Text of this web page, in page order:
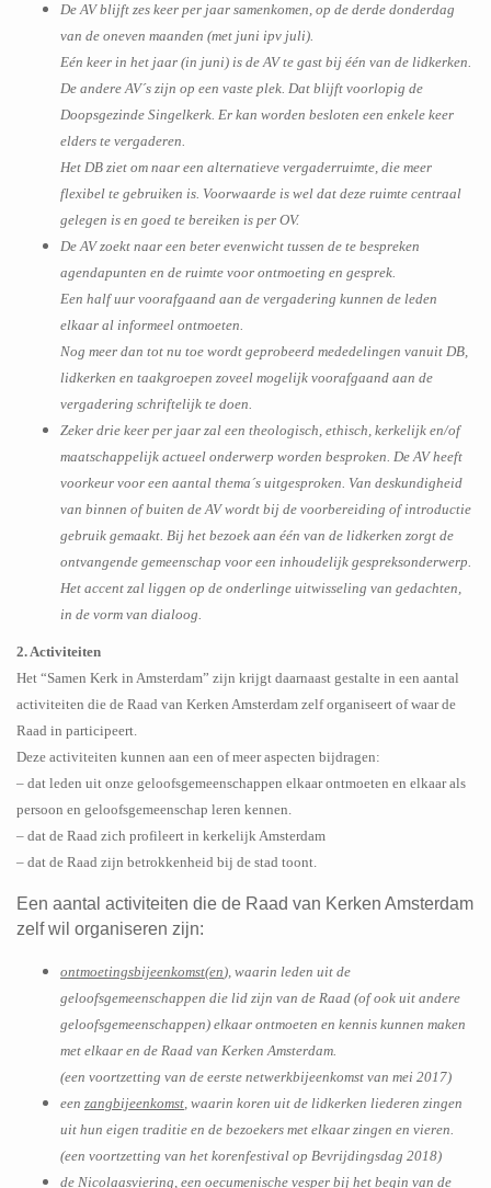
De AV blijft zes keer per jaar samenkomen, op de derde donderdag
van de oneven maanden (met juni ipv juli).
Eén keer in het jaar (in juni) is de AV te gast bij één van de lidkerken.
De andere AV´s zijn op een vaste plek. Dat blijft voorlopig de
Doopsgezinde Singelkerk. Er kan worden besloten een enkele keer
elders te vergaderen.
Het DB ziet om naar een alternatieve vergaderruimte, die meer
flexibel te gebruiken is. Voorwaarde is wel dat deze ruimte centraal
gelegen is en goed te bereiken is per OV.
De AV zoekt naar een beter evenwicht tussen de te bespreken
agendapunten en de ruimte voor ontmoeting en gesprek.
Een half uur voorafgaand aan de vergadering kunnen de leden
elkaar al informeel ontmoeten.
Nog meer dan tot nu toe wordt geprobeerd mededelingen vanuit DB,
lidkerken en taakgroepen zoveel mogelijk voorafgaand aan de
vergadering schriftelijk te doen.
Zeker drie keer per jaar zal een theologisch, ethisch, kerkelijk en/of
maatschappelijk actueel onderwerp worden besproken. De AV heeft
voorkeur voor een aantal thema´s uitgesproken. Van deskundigheid
van binnen of buiten de AV wordt bij de voorbereiding of introductie
gebruik gemaakt. Bij het bezoek aan één van de lidkerken zorgt de
ontvangende gemeenschap voor een inhoudelijk gespreksonderwerp.
Het accent zal liggen op de onderlinge uitwisseling van gedachten,
in de vorm van dialoog.
2. Activiteiten
Het “Samen Kerk in Amsterdam” zijn krijgt daarnaast gestalte in een aantal
activiteiten die de Raad van Kerken Amsterdam zelf organiseert of waar de
Raad in participeert.
Deze activiteiten kunnen aan een of meer aspecten bijdragen:
– dat leden uit onze geloofsgemeenschappen elkaar ontmoeten en elkaar als
persoon en geloofsgemeenschap leren kennen.
– dat de Raad zich profileert in kerkelijk Amsterdam
– dat de Raad zijn betrokkenheid bij de stad toont.
Een aantal activiteiten die de Raad van Kerken Amsterdam
zelf wil organiseren zijn:
ontmoetingsbijeenkomst(en), waarin leden uit de
geloofsgemeenschappen die lid zijn van de Raad (of ook uit andere
geloofsgemeenschappen) elkaar ontmoeten en kennis kunnen maken
met elkaar en de Raad van Kerken Amsterdam.
(een voortzetting van de eerste netwerkbijeenkomst van mei 2017)
een zangbijeenkomst, waarin koren uit de lidkerken liederen zingen
uit hun eigen traditie en de bezoekers met elkaar zingen en vieren.
(een voortzetting van het korenfestival op Bevrijdingsdag 2018)
de Nicolaasviering, een oecumenische vesper bij het begin van de